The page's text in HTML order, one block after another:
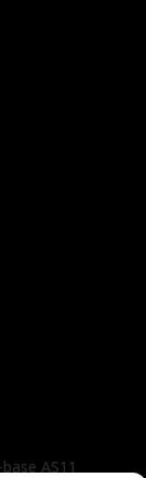
AS11